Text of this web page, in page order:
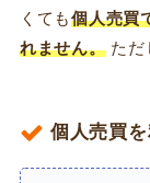
くても個人売買
れません。ただ
個人売買